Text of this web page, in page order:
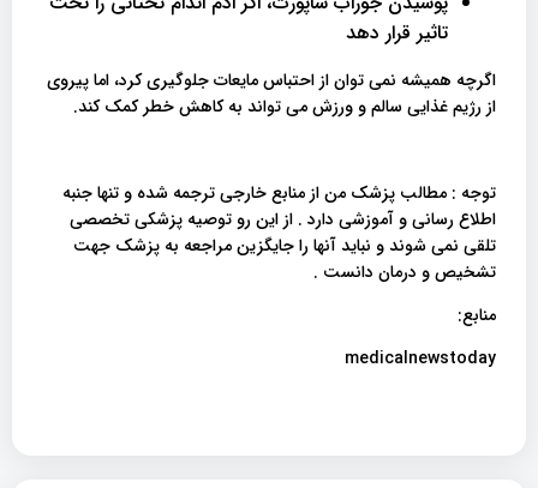
تاثیر قرار دهد
اگرچه همیشه نمی توان از احتباس مایعات جلوگیری کرد، اما پیروی
از رژیم غذایی سالم و ورزش می تواند به کاهش خطر کمک کند.
توجه : مطالب پزشک من از منابع خارجی ترجمه شده و تنها جنبه
اطلاع رسانی و آموزشی دارد . از این رو توصیه پزشکی تخصصی
تلقی نمی شوند و نباید آنها را جایگزین مراجعه به پزشک جهت
تشخیص و درمان دانست .
منابع:
medicalnewstoday